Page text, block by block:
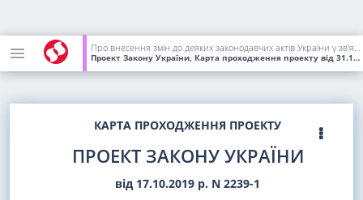
Про внесення змін до деяких законодавчих актів України у зв'язку з відокремленням діяльності з транспортування природного газу
Проект Закону України, Карта проходження проекту від 31.10.2019
КАРТА ПРОХОДЖЕННЯ ПРОЕКТУ
ПРОЕКТ ЗАКОНУ УКРАЇНИ
від 17.10.2019 р. N 2239-1